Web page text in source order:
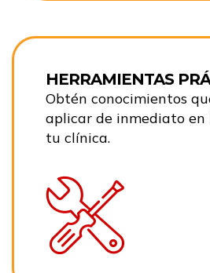
HERRAMIENTAS
Obtén conocimientos
aplicar de inmediato en
tu clínica.